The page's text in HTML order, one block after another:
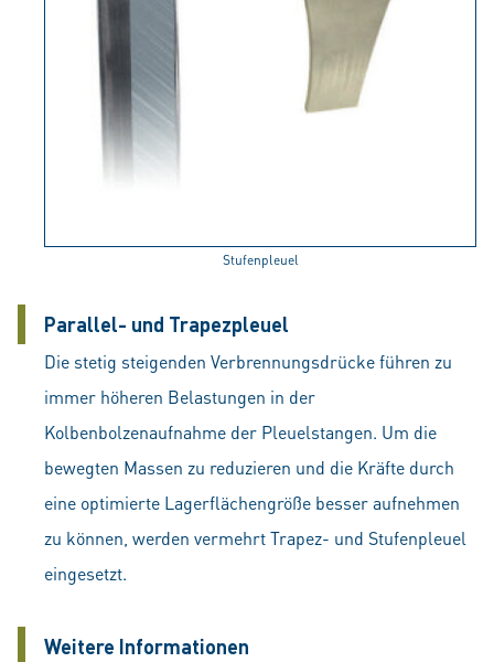
Stufenpleuel
Parallel- und Trapezpleuel
Die stetig steigenden Verbrennungsdrücke führen zu
immer höheren Belastungen in der
Kolbenbolzenaufnahme der Pleuelstangen. Um die
bewegten Massen zu reduzieren und die Kräfte durch
eine optimierte Lagerflächengröße besser aufnehmen
zu können, werden vermehrt Trapez- und Stufenpleuel
eingesetzt.
Weitere Informationen